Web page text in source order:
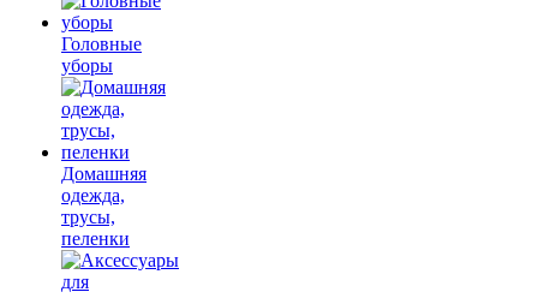
Головные
уборы
Домашняя
одежда,
трусы,
пеленки